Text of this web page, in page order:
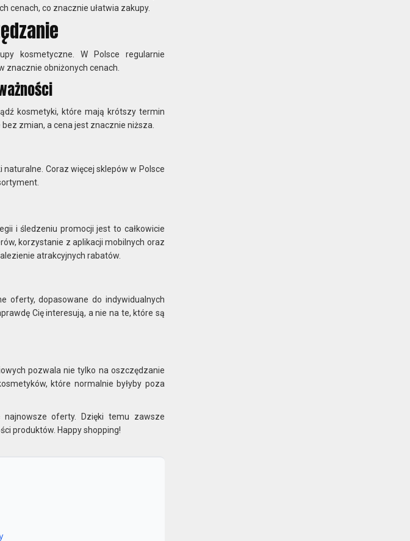
cenach, co znacznie ułatwia zakupy.
kosmetyczne. W Polsce regularnie
znacznie obniżonych cenach.
kosmetyki, które mają krótszy termin
zmian, a cena jest znacznie niższa.
Coraz więcej sklepów w Polsce
i śledzeniu promocji jest to całkowicie
korzystanie z aplikacji mobilnych oraz
atrakcyjnych rabatów.
oferty, dopasowane do indywidualnych
Cię interesują, a nie na te, które są
pozwala nie tylko na oszczędzanie
które normalnie byłyby poza
oferty. Dzięki temu zawsze
produktów. Happy shopping!